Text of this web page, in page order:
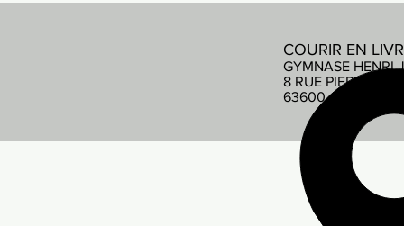
COURIR EN
GYMNASE HENRI
8 RUE PIERRE DE
63600 AMBERT